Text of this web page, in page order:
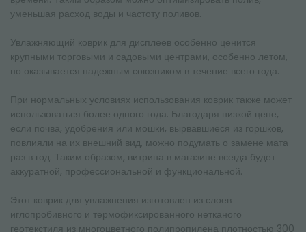
уменьшая расход воды и частоту поливов.
Увлажняющий коврик для дисплеев особенно ценится
крупными торговыми и садовыми центрами, особенно летом,
но оказывается надежным союзником в течение всего года.
При нормальных условиях использования коврик также может
использоваться более одного года. Благодаря низкой цене,
если почва, удобрения или мошки, вырвавшиеся из горшков,
повлияли на их внешний вид, можно подумать о замене мата
раз в год. Таким образом, витрина в магазине всегда будет
аккуратной, профессиональной и функциональной.
Этот коврик для увлажнения изготовлен из слоев
иглопробивного и термофиксированного нетканого
геотекстиля из многоцветного полипропилена плотностью 300